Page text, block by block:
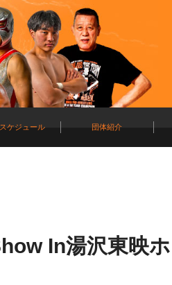
ケジュール 団体紹介
In湯沢東映ホ